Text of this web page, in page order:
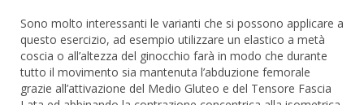
Sono molto interessanti le varianti che si possono applicare a
questo esercizio, ad esempio utilizzare un elastico a metà
coscia o all’altezza del ginocchio farà in modo che durante
tutto il movimento sia mantenuta l’abduzione femorale
grazie all’attivazione del Medio Gluteo e del Tensore Fascia